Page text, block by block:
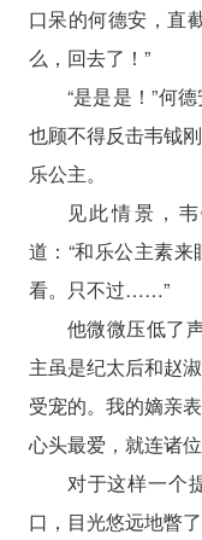
口呆的何德安，直
么，回去了！”
“是是是！”何
也顾不得反击韦钺
乐公主。
见此情景，
道：“和乐公主素
看。只不过……”
他微微压低了
主虽是纪太后和赵
受宠的。我的嫡亲
心头最爱，就连诸
对于这样一个
口，目光悠远地瞥